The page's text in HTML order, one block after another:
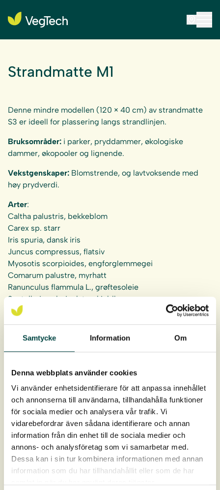
Samtycke Information Om
Denna webbplats använder cookies
Vi använder enhetsidentifierare för att anpassa innehållet
och annonserna till användarna, tillhandahålla funktioner
för sociala medier och analysera vår trafik. Vi
vidarebefordrar även sådana identifierare och annan
information från din enhet till de sociala medier och
annons- och analysföretag som vi samarbetar med.
Dessa kan i sin tur kombinera informationen med annan
information som du har tillhandahållit eller som de har
Strandmatte M1
Denne mindre modellen (120 × 40 cm) av strandmatte
S3 er ideell for plassering langs strandlinjen.
Bruksområder: i parker, pryddammer, økologiske
dammer, økopooler og lignende.
Vekstgenskaper: Blomstrende, og lavtvoksende med
høy prydverdi.
Arter:
Caltha palustris, bekkeblom
Carex sp. starr
Iris spuria, dansk iris
Juncus compressus, flatsiv
Myosotis scorpioides, engforglemmegei
Comarum palustre, myrhatt
Ranunculus flammula L., grøftesoleie
Scutellaria galericulata, skjoldbærer
Montering
: Monteres i sumpsonen med en vanndybde
Produktdata
Artikkelnr 1-11044